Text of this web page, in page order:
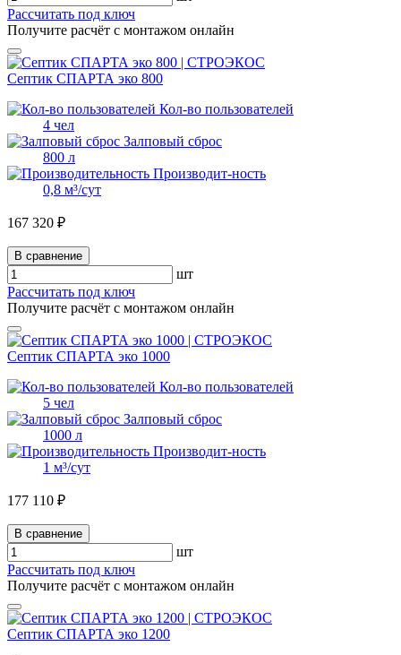
Рассчитать под ключ
Получите расчёт с монтажом онлайн
Септик СПАРТА эко 800
Кол-во пользователей
4 чел
Залповый сброс
800 л
Производит-ность
0,8 м³/сут
167 320 ₽
В сравнение
шт
Рассчитать под ключ
Получите расчёт с монтажом онлайн
Септик СПАРТА эко 1000
Кол-во пользователей
5 чел
Залповый сброс
1000 л
Производит-ность
1 м³/сут
177 110 ₽
В сравнение
шт
Рассчитать под ключ
Получите расчёт с монтажом онлайн
Септик СПАРТА эко 1200